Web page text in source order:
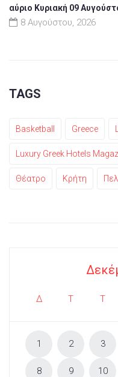
αύριο Κυριακή 09
8 Αυγούστου, 2026
TAGS
Basketball Greece
Luxury Greek Hotels
Θέατρο Κρήτη
Δ Τ Τ
1 2 3
8 9 10